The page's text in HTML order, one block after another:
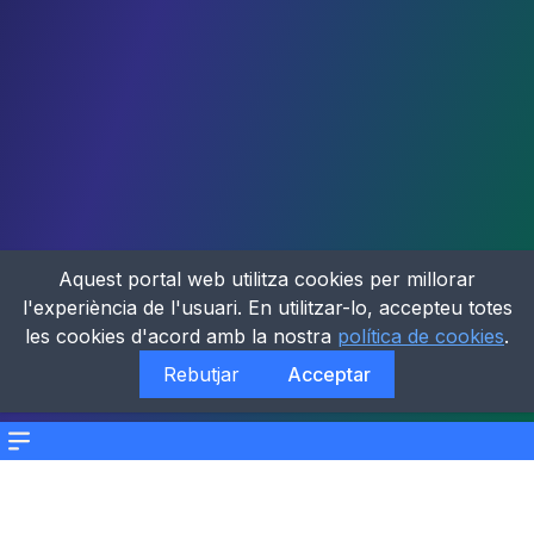
Menu
Aquest portal web utilitza cookies per millorar
l'experiència de l'usuari. En utilitzar-lo, accepteu totes
les cookies d'acord amb la nostra política de cookies.
Rebutjar
Acceptar